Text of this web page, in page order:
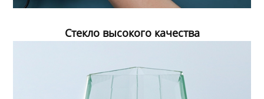
Стекло высокого качества